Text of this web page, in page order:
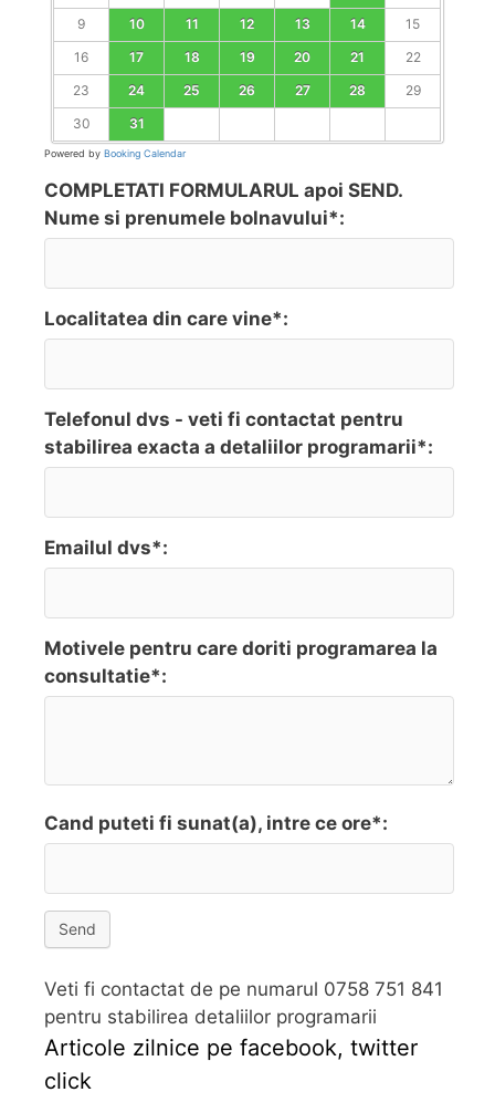
9
10 11 12 13 14
15
16
17 18 19 20 21
22
23
24 25 26 27 28
29
30
31
Powered by Booking Calendar
COMPLETATI FORMULARUL apoi SEND.
Nume si prenumele bolnavului*:
Localitatea din care vine*:
Telefonul dvs - veti fi contactat pentru
stabilirea exacta a detaliilor programarii*:
Emailul dvs*:
Motivele pentru care doriti programarea la
consultatie*:
Cand puteti fi sunat(a), intre ce ore*:
Send
Veti fi contactat de pe numarul 0758 751 841
pentru stabilirea detaliilor programarii
Articole zilnice pe facebook, twitter
click